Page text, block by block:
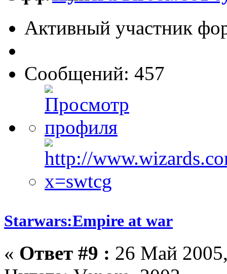
Активный участник
Сообщений: 457
Starwars:Empire at war
« Ответ #9 : 26 Май